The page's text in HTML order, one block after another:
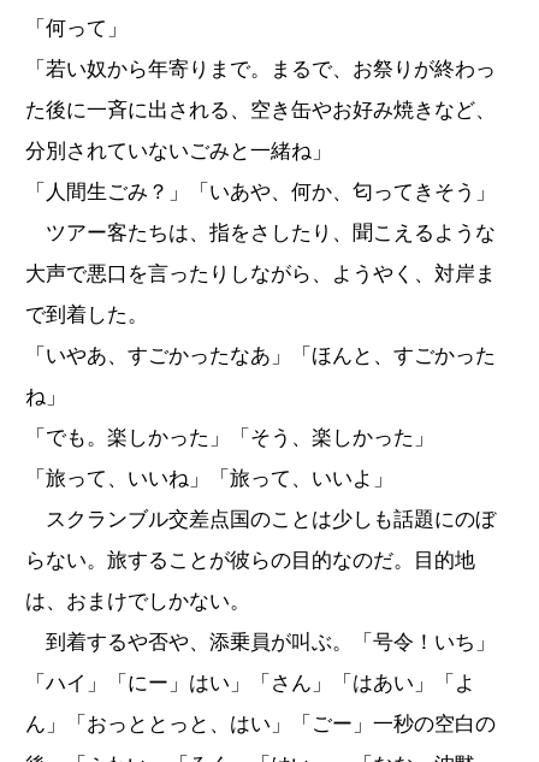
「何って」
「若い奴から年寄りまで。まるで、お祭りが終わっ
た後に一斉に出される、空き缶やお好み焼きなど、
分別されていないごみと一緒ね」
「人間生ごみ？」「いあや、何か、匂ってきそう」
ツアー客たちは、指をさしたり、聞こえるような
大声で悪口を言ったりしながら、ようやく、対岸ま
で到着した。
「いやあ、すごかったなあ」「ほんと、すごかった
ね」
「でも。楽しかった」「そう、楽しかった」
「旅って、いいね」「旅って、いいよ」
スクランブル交差点国のことは少しも話題にのぼ
らない。旅することが彼らの目的なのだ。目的地
は、おまけでしかない。
到着するや否や、添乗員が叫ぶ。「号令！いち」
「ハイ」「にー」はい」「さん」「はあい」「よ
ん」「おっととっと、はい」「ごー」一秒の空白の